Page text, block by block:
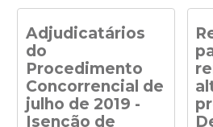
Adjudicatários
do
Procedimento
Concorrencial de
julho de 2019 -
Isenção de